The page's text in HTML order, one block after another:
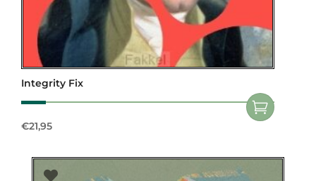
Integrity Fix
€21,95